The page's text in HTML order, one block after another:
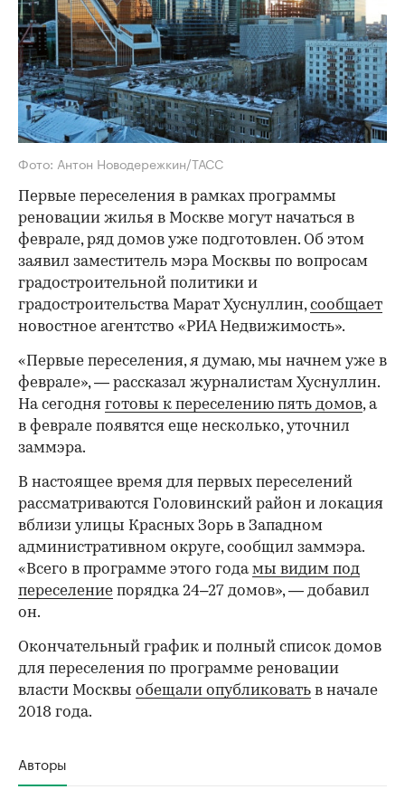
Фото: Антон Новодережкин/ТАСС
Первые переселения в рамках программы
реновации жилья в Москве могут начаться в
феврале, ряд домов уже подготовлен. Об этом
заявил заместитель мэра Москвы по вопросам
градостроительной политики и
градостроительства Марат Хуснуллин,сообщает
новостное агентство «РИА Недвижимость».
«Первые переселения, я думаю, мы начнем уже в
феврале», — рассказал журналистам Хуснуллин.
На сегодня готовы к переселению пять домов, а
в феврале появятся еще несколько, уточнил
заммэра.
В настоящее время для первых переселений
рассматриваются Головинский район и локация
вблизи улицы Красных Зорь в Западном
административном округе, сообщил заммэра.
«Всего в программе этого годамы видим под
переселение порядка 24–27 домов», — добавил
он.
Окончательный график и полный список домов
для переселения по программе реновации
власти Москвы обещали опубликовать в начале
2018 года.
Авторы